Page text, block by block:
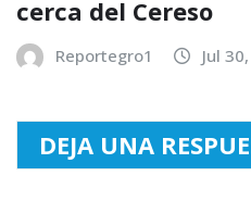
cerca del Cereso
Reportegro1 Jul
DEJA UNA